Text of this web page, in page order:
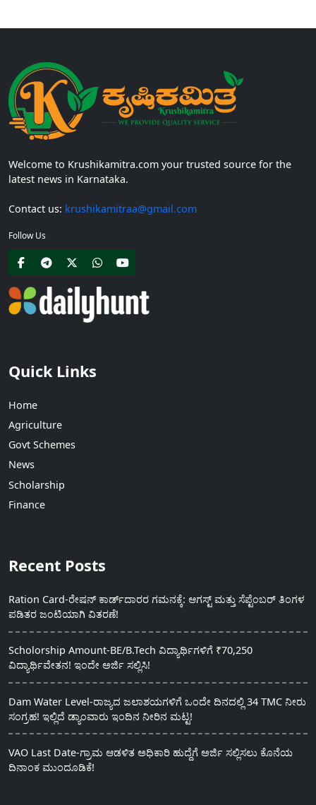
Welcome to Krushikamitra.com your trusted source for the
latest news in Karnataka.
Contact us: krushikamitraa@gmail.com
Follow Us
Quick Links
Home
Agriculture
Govt Schemes
News
Scholarship
Finance
Recent Posts
Ration Card-ರೇಷನ್ ಕಾರ್ಡ್‍ದಾರರ ಗಮನಕ್ಕೆ: ಆಗಸ್ಟ್ ಮತ್ತು ಸೆಪ್ಟೆಂಬರ್ ತಿಂಗಳ
ಪಡಿತರ ಜಂಟಿಯಾಗಿ ವಿತರಣೆ!
Scholorship Amount-BE/B.Tech ವಿದ್ಯಾರ್ಥಿಗಳಿಗೆ ₹70,250
ವಿದ್ಯಾರ್ಥಿವೇತನ! ಇಂದೇ ಅರ್ಜಿ ಸಲ್ಲಿಸಿ!
Dam Water Level-ರಾಜ್ಯದ ಜಲಾಶಯಗಳಿಗೆ ಒಂದೇ ದಿನದಲ್ಲಿ 34 TMC ನೀರು
ಸಂಗ್ರಹ! ಇಲ್ಲಿದೆ ಡ್ಯಾಂವಾರು ಇಂದಿನ ನೀರಿನ ಮಟ್ಟ!
VAO Last Date-ಗ್ರಾಮ ಆಡಳಿತ ಅಧಿಕಾರಿ ಹುದ್ದೆಗೆ ಅರ್ಜಿ ಸಲ್ಲಿಸಲು ಕೊನೆಯ
ದಿನಾಂಕ ಮುಂದೂಡಿಕೆ!